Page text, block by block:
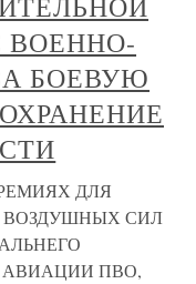
ВОЕННО-
БОЕВУЮ
ДЛЯ
СИЛ
АВИАЦИИ ПВО,